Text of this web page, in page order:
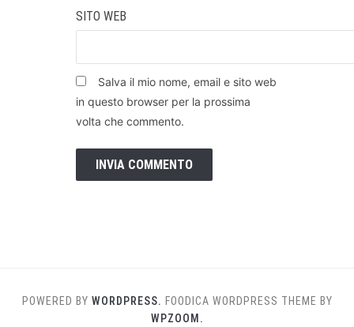
SITO WEB
Salva il mio nome, email e sito web
in questo browser per la prossima
volta che commento.
POWERED BY WORDPRESS. FOODICA WORDPRESS THEME BY
WPZOOM.